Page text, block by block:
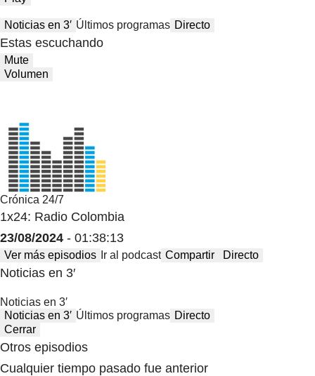
Noticias en 3′ Últimos programas Directo
Estas escuchando
Mute
Volumen
Crónica 24/7
1x24: Radio Colombia
23/08/2024 - 01:38:13
Ver más episodios Ir al podcast Compartir Directo
Noticias en 3′
Noticias en 3′
Noticias en 3′ Últimos programas Directo
Cerrar
Otros episodios
Cualquier tiempo pasado fue anterior